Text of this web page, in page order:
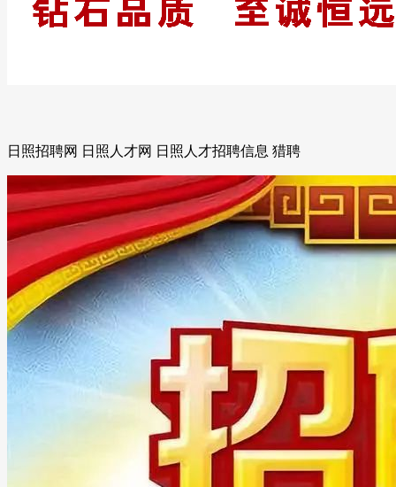
日照招聘网 日照人才网 日照人才招聘信息 猎聘